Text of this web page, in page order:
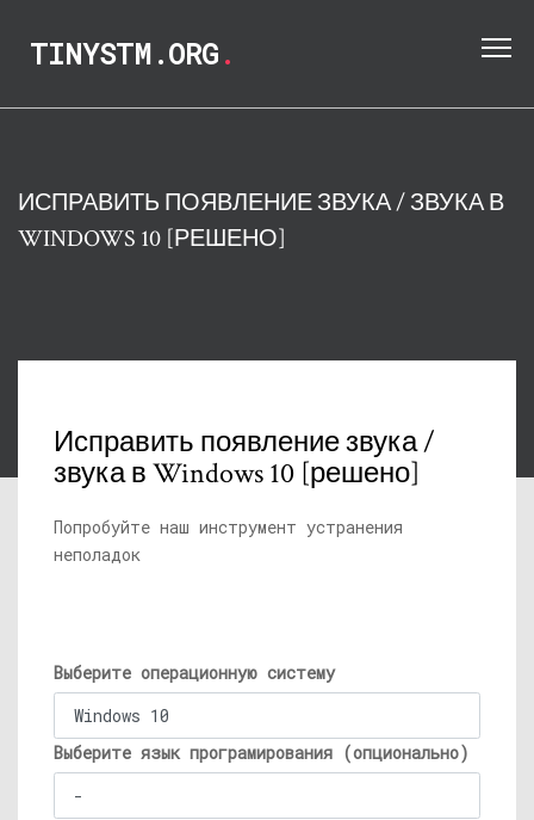
TINYSTM.ORG.
ИСПРАВИТЬ ПОЯВЛЕНИЕ ЗВУКА / ЗВУКА В
WINDOWS 10 [РЕШЕНО]
Исправить появление звука /
звука в Windows 10 [решено]
Попробуйте наш инструмент устранения
неполадок
Выберите операционную систему
Выберите язык програмирования (опционально)